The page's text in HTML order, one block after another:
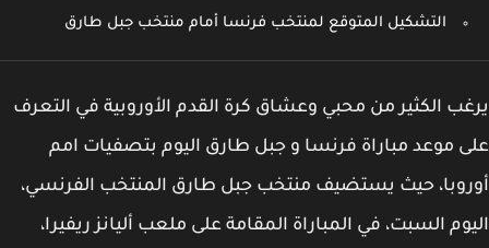
التشكيل المتوقع لمنتخب فرنسا أمام منتخب جبل طارق
الكثير من محبي وعشاق كرة القدم الأوروبية في التعرف
موعد مباراة فرنسا و جبل طارق اليوم بتصفيات امم
حيث يستضيف منتخب جبل طارق المنتخب الفرنسي،
السبت، في المباراة المقامة على ملعب أليانز ريفيرا،